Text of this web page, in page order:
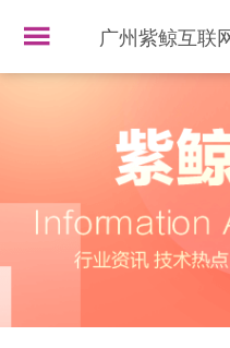
广州紫鲸互联